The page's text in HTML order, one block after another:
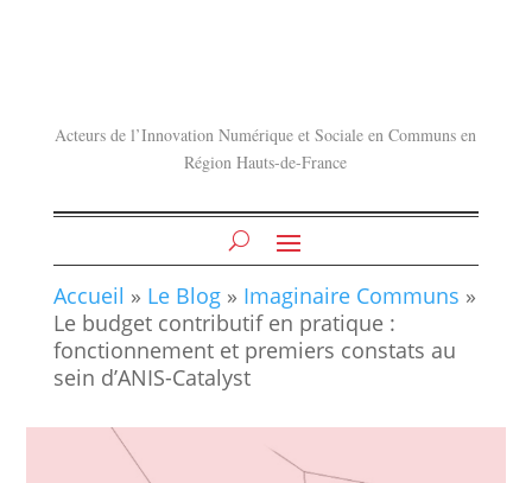
Acteurs de l’Innovation Numérique et Sociale en Communs en
Région Hauts-de-France
Accueil » Le Blog» Imaginaire Communs »
Le budget contributif en pratique :
fonctionnement et premiers constats au
sein d’ANIS-Catalyst